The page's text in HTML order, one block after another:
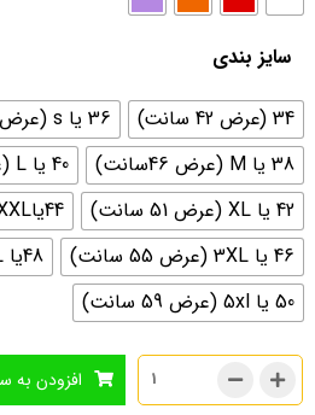
سایز بندی
34 (عرض 42 سانت)
36 یا s (عرض 45 سانت)
38 یا M (عرض 46سانت)
40 یا L (عرض 48 سانت)
42 یا XL (عرض 51 سانت)
44یاXXL (عرض 53 سانت)
46 یا 3XL (عرض 55 سانت)
48یا 4XL (عرض 57 سانت)
50 یا 5xl (عرض 59 سانت)
افزودن به